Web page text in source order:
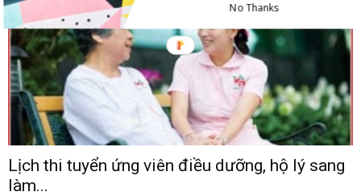
Lịch thi tuyển ứng viên điều dưỡng, hộ lý sang
làm...
No Thanks